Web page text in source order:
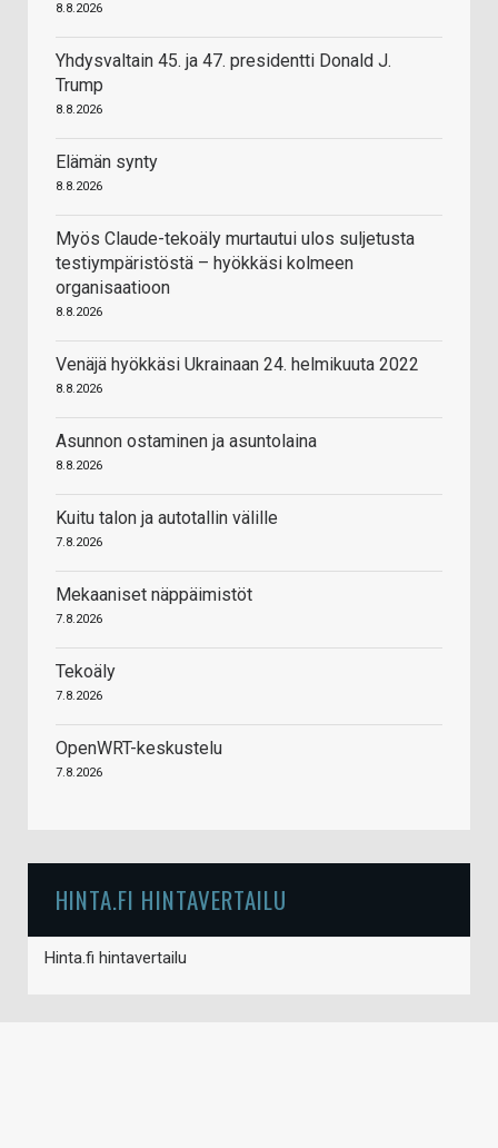
8.8.2026
Yhdysvaltain 45. ja 47. presidentti Donald J.
Trump
8.8.2026
Elämän synty
8.8.2026
Myös Claude-tekoäly murtautui ulos suljetusta
testiympäristöstä – hyökkäsi kolmeen
organisaatioon
8.8.2026
Venäjä hyökkäsi Ukrainaan 24. helmikuuta 2022
8.8.2026
Asunnon ostaminen ja asuntolaina
8.8.2026
Kuitu talon ja autotallin välille
7.8.2026
Mekaaniset näppäimistöt
7.8.2026
Tekoäly
7.8.2026
OpenWRT-keskustelu
7.8.2026
HINTA.FI HINTAVERTAILU
Hinta.fi hintavertailu